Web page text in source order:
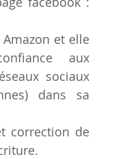
et elle
aux
sociaux
dans sa
correction de